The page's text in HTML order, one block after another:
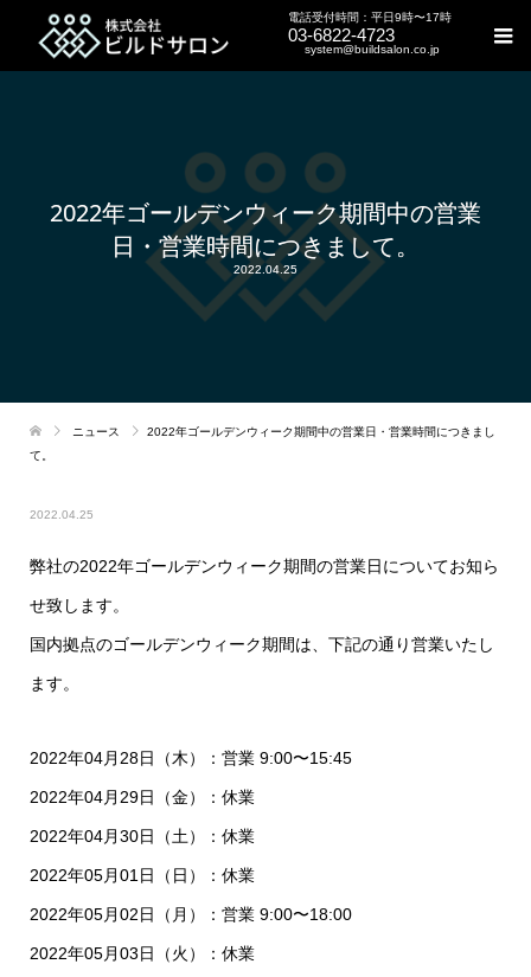
電話受付時間：平日9時〜17時
03-6822-4723
system@buildsalon.co.jp
2022年ゴールデンウィーク期間中の営業
日・営業時間につきまして。
2022.04.25
ニュース
2022年ゴールデンウィーク期間中の営業日・営業時間につきまし
て。
2022.04.25
弊社の2022年ゴールデンウィーク期間の営業日についてお知ら
せ致します。 ​
国内拠点のゴールデンウィーク期間は、下記の通り営業いたし
ます。
2022年04月28日（木）：営業 9:00〜15:45
2022年04月29日（金）：休業
2022年04月30日（土）：休業
2022年05月01日（日）：休業
2022年05月02日（月）：営業 9:00〜18:00
2022年05月03日（火）：休業